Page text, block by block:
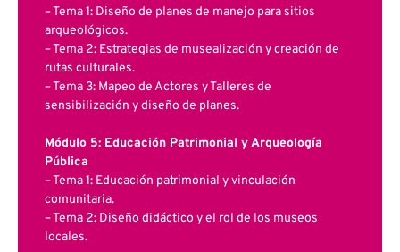
– Tema 1: Diseño de planes de manejo para sitios
arqueológicos.
– Tema 2: Estrategias de musealización y creación de
rutas culturales.
– Tema 3: Mapeo de Actores y Talleres de
sensibilización y diseño de planes.
Módulo 5: Educación Patrimonial y Arqueología
Pública
– Tema 1: Educación patrimonial y vinculación
comunitaria.
– Tema 2: Diseño didáctico y el rol de los museos
locales.